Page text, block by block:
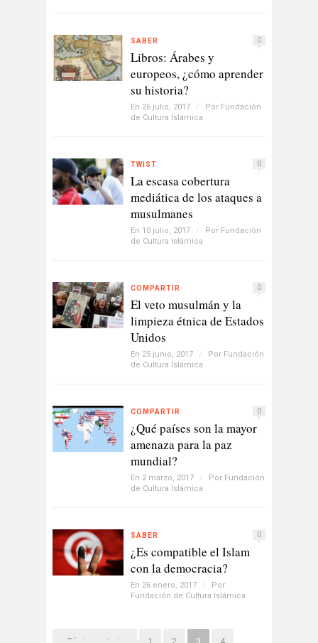
SABER 0
Libros: Árabes y
europeos, ¿cómo aprender
su historia?
En 26 julio, 2017 / Por Fundación
de Cultura Islámica
TWIST 0
La escasa cobertura
mediática de los ataques a
musulmanes
En 10 julio, 2017 / Por Fundación
de Cultura Islámica
COMPARTIR 0
El veto musulmán y la
limpieza étnica de Estados
Unidos
En 25 junio, 2017 / Por Fundación
de Cultura Islámica
COMPARTIR 0
¿Qué países son la mayor
amenaza para la paz
mundial?
En 2 marzo, 2017 / Por Fundación
de Cultura Islámica
SABER 0
¿Es compatible el Islam
con la democracia?
En 26 enero, 2017 /
Por
Fundación de Cultura Islámica